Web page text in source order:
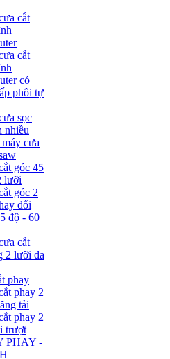
cắt
cắt
có
phôi tự
sọc
nhiều
cưa
góc 45
lưỡi
góc 2
đổi
độ - 60
cắt
2 lưỡi đa
phay
phay 2
tải
phay 2
trượt
PHAY -